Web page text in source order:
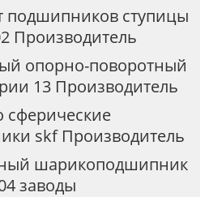
подшипников ступицы
Производитель
опорно-поворотный
13 Производитель
сферические
skf Производитель
шарикоподшипник
заводы